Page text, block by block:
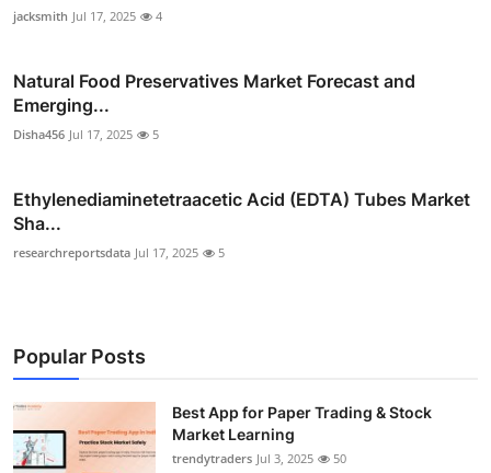
jacksmith Jul 17, 2025 4
Natural Food Preservatives Market Forecast and
Emerging...
Disha456 Jul 17, 2025 5
Ethylenediaminetetraacetic Acid (EDTA) Tubes Market
Sha...
researchreportsdata Jul 17, 2025 5
Popular Posts
Best App for Paper Trading & Stock
Market Learning
trendytraders Jul 3, 2025 50